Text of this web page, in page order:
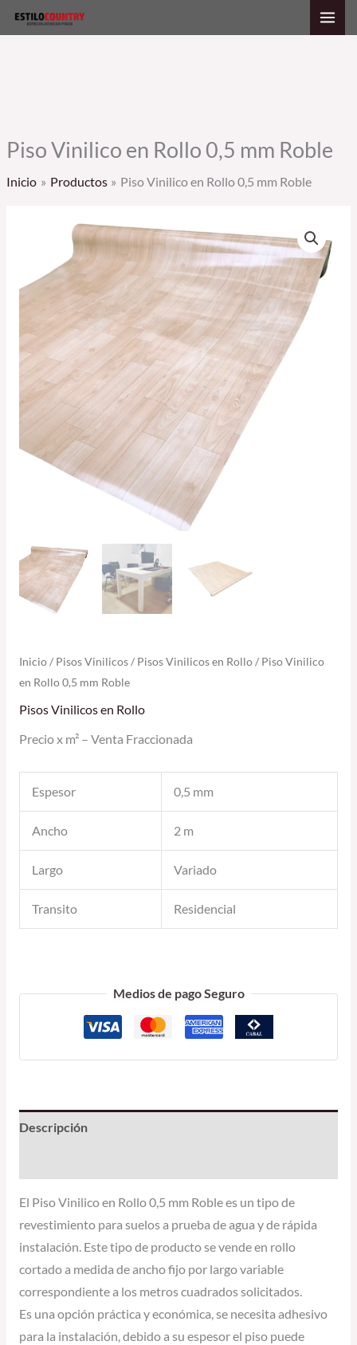
al
Piso Vinilico en Rollo 0,5 mm Roble
Inicio Productos Piso Vinilico en Rollo 0,5 mm Roble
Inicio/ Pisos Vinilicos/ Pisos Vinilicos en Rollo/ Piso Vinilico
en Rollo 0,5 mm Roble
Pisos Vinilicos en Rollo
Precio x m² – Venta Fraccionada
Espesor 0,5 mm
Ancho 2 m
Largo Variado
Transito Residencial
Medios de pago Seguro
Descripción
El Piso Vinilico en Rollo 0,5 mm Roble es un tipo de
revestimiento para suelos a prueba de agua y de rápida
instalación. Este tipo de producto se vende en rollo
cortado a medida de ancho fijo por largo variable
correspondiente a los metros cuadrados solicitados.
Es una opción práctica y económica, se necesita adhesivo
para la instalación, debido a su espesor el piso puede